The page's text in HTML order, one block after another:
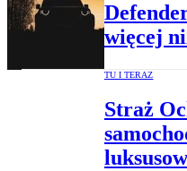
więcej
TU I TERAZ
Straż